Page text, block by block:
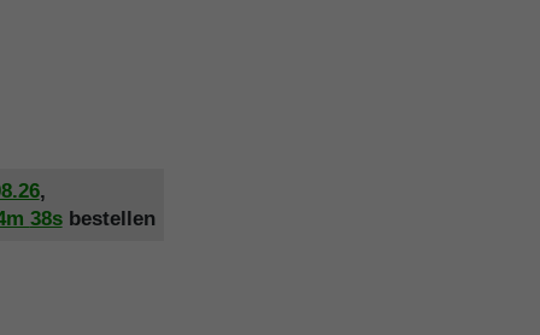
,
37sbestellen